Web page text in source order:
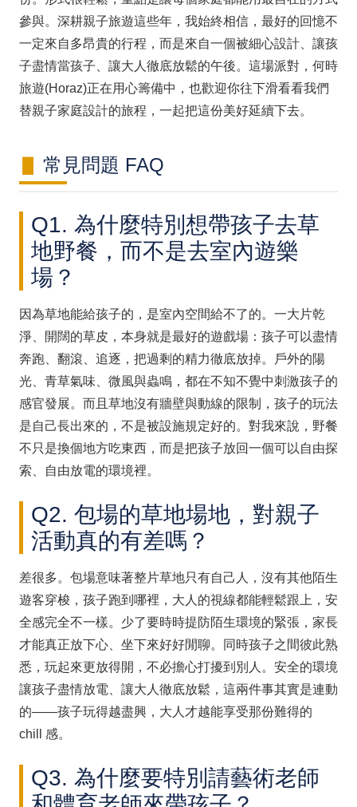
參與。深耕親子旅遊這些年，我始終相信，最好的回憶不
一定來自多昂貴的行程，而是來自一個被細心設計、讓孩
子盡情當孩子、讓大人徹底放鬆的午後。這場派對，何時
旅遊(Horaz)正在用心籌備中，也歡迎你往下滑看看我們
替親子家庭設計的旅程，一起把這份美好延續下去。
常見問題 FAQ
Q1. 為什麼特別想帶孩子去草
地野餐，而不是去室內遊樂
場？
因為草地能給孩子的，是室內空間給不了的。一大片乾
淨、開闊的草皮，本身就是最好的遊戲場：孩子可以盡情
奔跑、翻滾、追逐，把過剩的精力徹底放掉。戶外的陽
光、青草氣味、微風與蟲鳴，都在不知不覺中刺激孩子的
感官發展。而且草地沒有牆壁與動線的限制，孩子的玩法
是自己長出來的，不是被設施規定好的。對我來說，野餐
不只是換個地方吃東西，而是把孩子放回一個可以自由探
索、自由放電的環境裡。
Q2. 包場的草地場地，對親子
活動真的有差嗎？
差很多。包場意味著整片草地只有自己人，沒有其他陌生
遊客穿梭，孩子跑到哪裡，大人的視線都能輕鬆跟上，安
全感完全不一樣。少了要時時提防陌生環境的緊張，家長
才能真正放下心、坐下來好好閒聊。同時孩子之間彼此熟
悉，玩起來更放得開，不必擔心打擾到別人。安全的環境
讓孩子盡情放電、讓大人徹底放鬆，這兩件事其實是連動
的——孩子玩得越盡興，大人才越能享受那份難得的
chill 感。
Q3. 為什麼要特別請藝術老師